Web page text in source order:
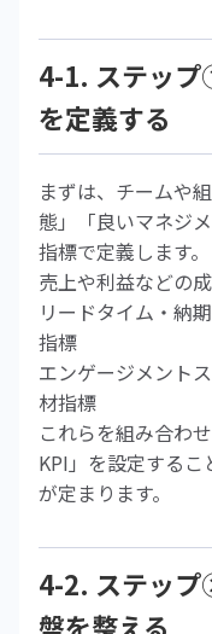
4-1. ステップ
を定義する
まずは、チームや
態」「良いマネジ
指標で定義します。
売上や利益などの
リードタイム・納
指標
エンゲージメント
材指標
これらを組み合わ
KPI」を設定する
が定まります。
4-2. ステッ
盤を整える